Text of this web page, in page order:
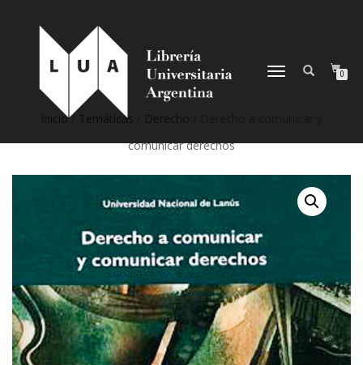
NAVEGACIÓN
0
Inicio/ Temáticas
comunicar derechos